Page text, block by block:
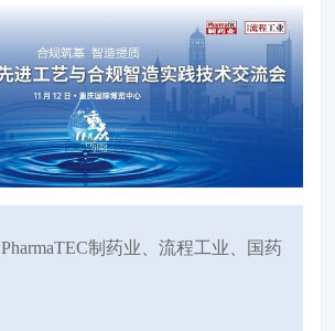
PharmaTEC制药业、流程工业、国药